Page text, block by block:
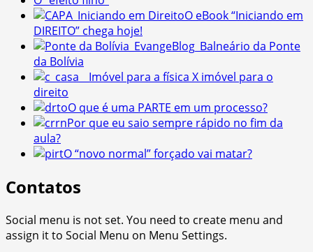
O eBook “Iniciando em
DIREITO” chega hoje!
Balneário da Ponte
da Bolívia
Imóvel para a física X imóvel para o
direito
O que é uma PARTE em um processo?
Por que eu saio sempre rápido no fim da
aula?
O “novo normal” forçado vai matar?
Contatos
Social menu is not set. You need to create menu and
assign it to Social Menu on Menu Settings.